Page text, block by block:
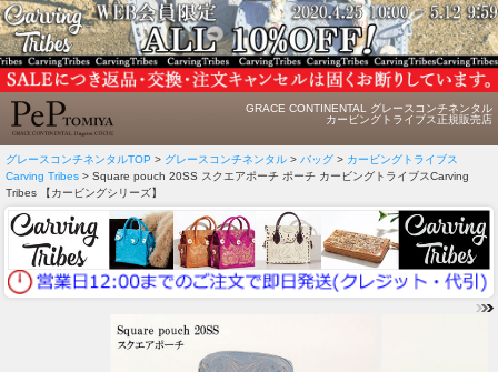
GRACE CONTINENTAL グレースコンチネンタル
カービングトライブス正規販売店
グレースコンチネンタルTOP > グレースコンチネンタル > バッグ > カービングトライブス
Carving Tribes > Square pouch 20SS スクエアポーチ ポーチ カービングトライブスCarving
Tribes 【カービングシリーズ】